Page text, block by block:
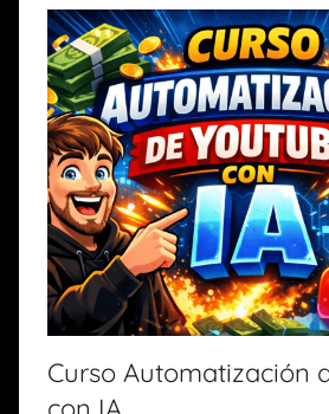
Curso Automatización